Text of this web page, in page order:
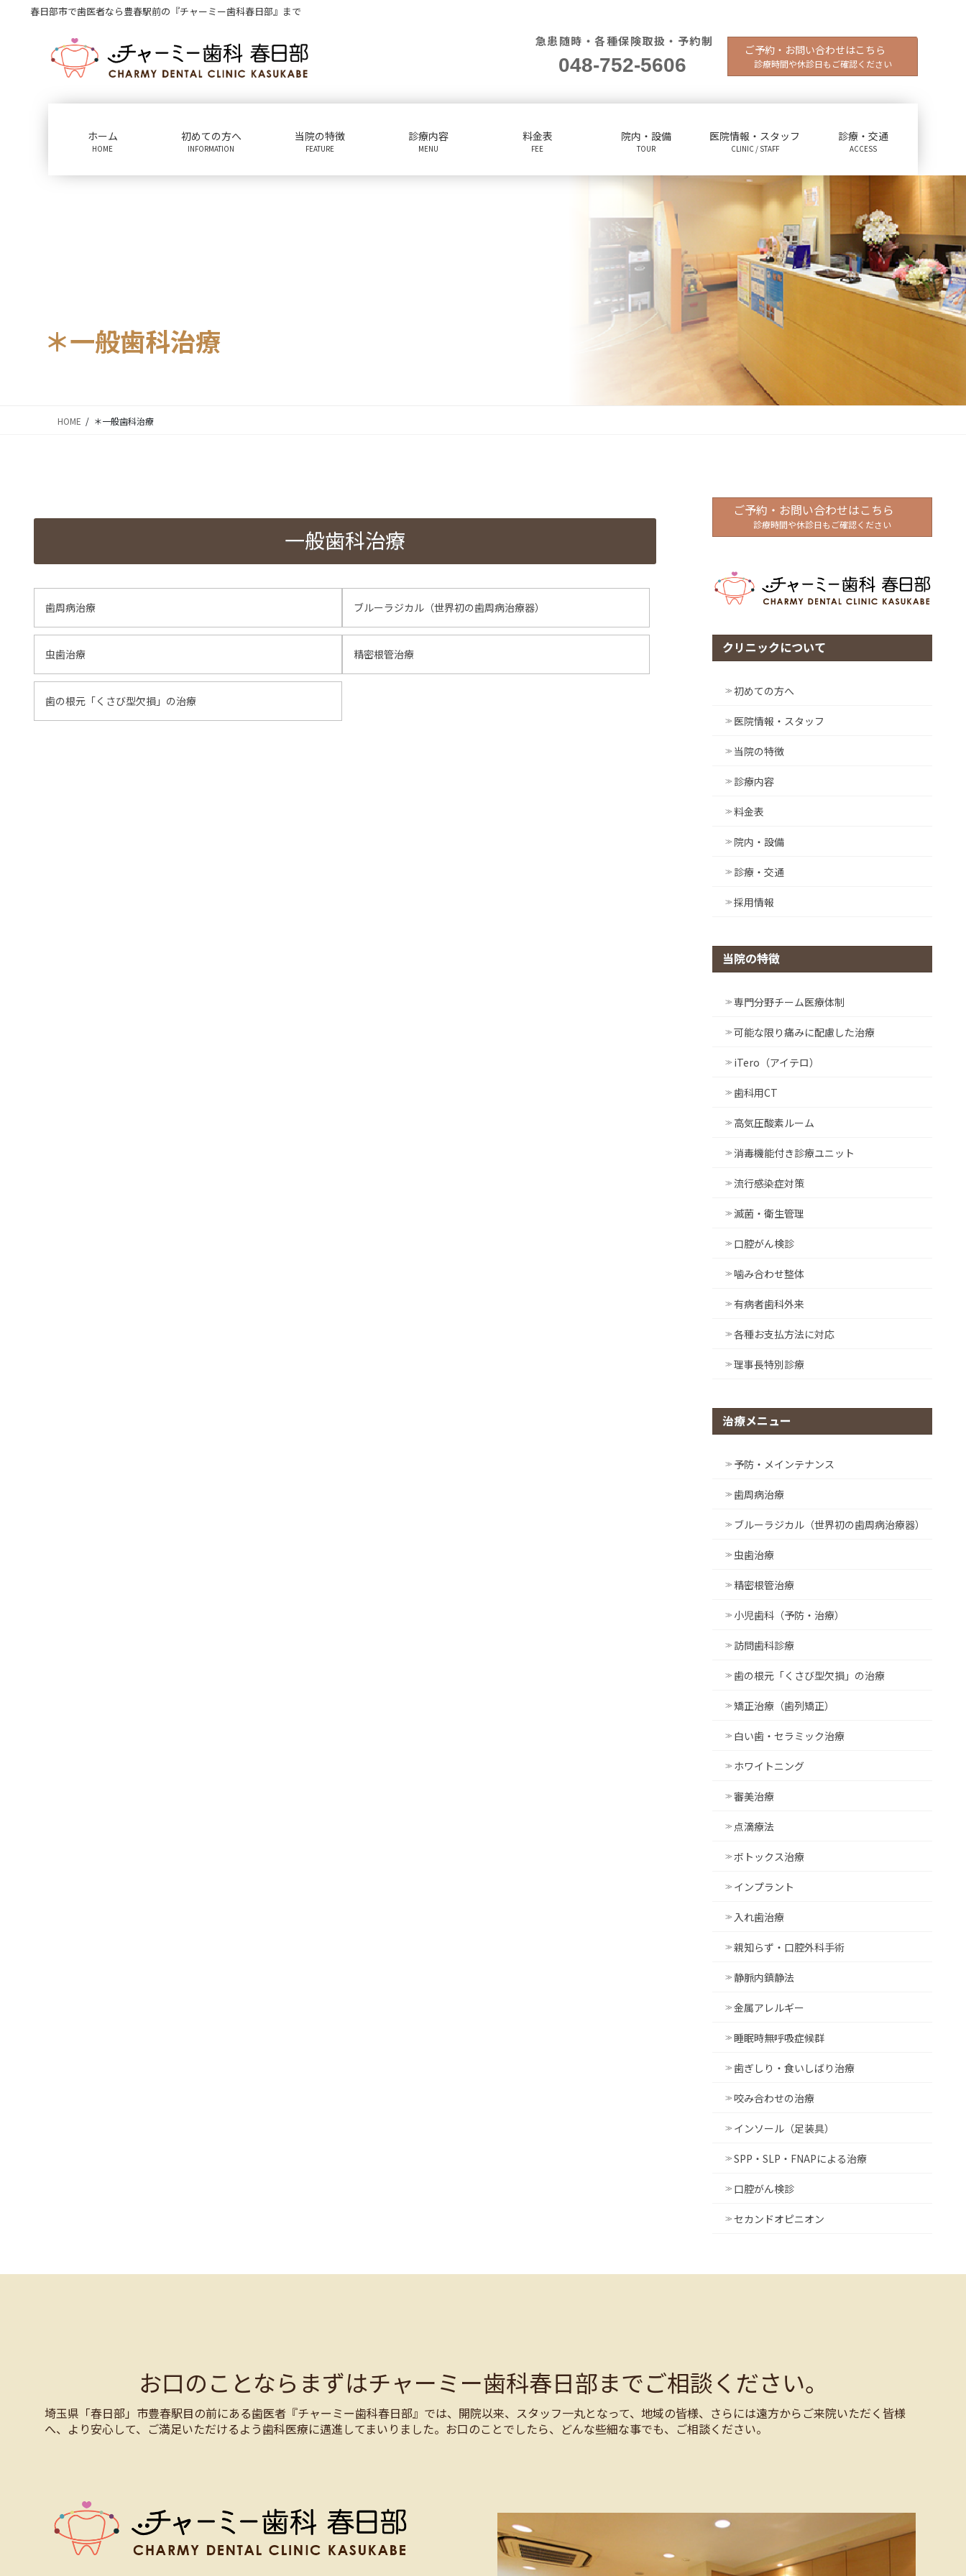
春日部市で歯医者なら豊春駅前の『チャーミー歯科春日部』まで
急患随時・各種保険取扱・予約制
048-752-5606
ご予約・お問い合わせはこちら
診療時間や休診日もご確認ください
ホーム
HOME
初めての方へ
INFORMATION
当院の特徴
FEATURE
診療内容
MENU
料金表
FEE
院内・設備
TOUR
医院情報・スタッフ
CLINIC / STAFF
診療・交通
ACCESS
＊一般歯科治療
HOME ＊一般歯科治療
一般歯科治療
歯周病治療 ブルーラジカル（世界初の歯周病治療器）
虫歯治療 精密根管治療
歯の根元「くさび型欠損」の治療
ご予約・お問い合わせはこちら
診療時間や休診日もご確認ください
クリニックについて
初めての方へ
医院情報・スタッフ
当院の特徴
診療内容
料金表
院内・設備
診療・交通
採用情報
当院の特徴
専門分野チーム医療体制
可能な限り痛みに配慮した治療
iTero（アイテロ）
歯科用CT
高気圧酸素ルーム
消毒機能付き診療ユニット
流行感染症対策
滅菌・衛生管理
口腔がん検診
噛み合わせ整体
有病者歯科外来
各種お支払方法に対応
理事長特別診療
治療メニュー
予防・メインテナンス
歯周病治療
ブルーラジカル（世界初の歯周病治療器）
虫歯治療
精密根管治療
小児歯科（予防・治療）
訪問歯科診療
歯の根元「くさび型欠損」の治療
矯正治療（歯列矯正）
白い歯・セラミック治療
ホワイトニング
審美治療
点滴療法
ボトックス治療
インプラント
入れ歯治療
親知らず・口腔外科手術
静脈内鎮静法
金属アレルギー
睡眠時無呼吸症候群
歯ぎしり・食いしばり治療
咬み合わせの治療
インソール（足装具）
SPP・SLP・FNAPによる治療
口腔がん検診
セカンドオピニオン
お口のことならまずはチャーミー歯科春日部までご相談ください。
埼玉県「春日部」市豊春駅目の前にある歯医者『チャーミー歯科春日部』では、開院以来、スタッフ一丸となって、地域の皆様、さらには遠方からご来院いただく皆様
へ、より安心して、ご満足いただけるよう歯科医療に邁進してまいりました。お口のことでしたら、どんな些細な事でも、ご相談ください。